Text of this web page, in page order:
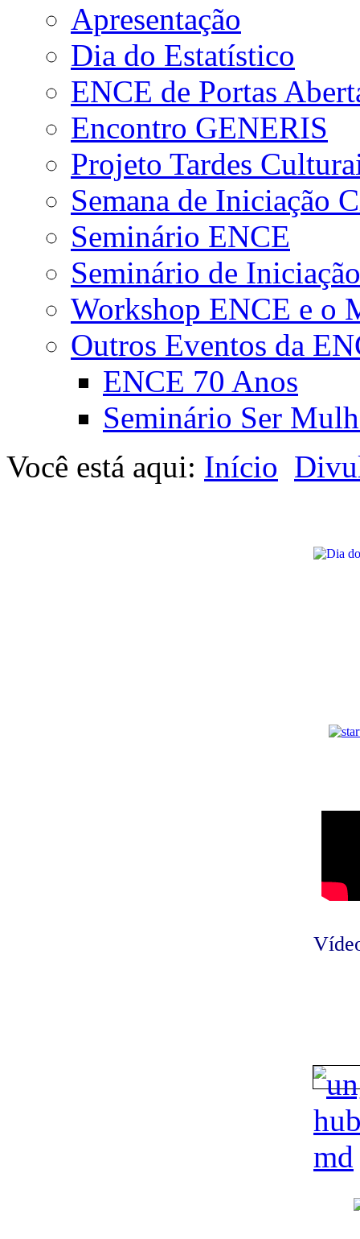
Apresentação
Dia do Estatístico
ENCE de Portas
Encontro GENERIS
Projeto Tardes
Semana de Iniciação
Seminário ENCE
Seminário de
Workshop ENCE e o
Outros Eventos da
ENCE 70 Anos
Seminário Ser
Você está aqui: Início